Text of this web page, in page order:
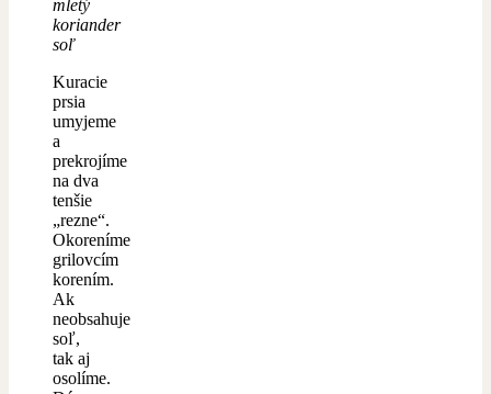
mletý
koriander
soľ
Kuracie
prsia
umyjeme
a
prekrojíme
na dva
tenšie
„rezne“.
Okoreníme
grilovcím
korením.
Ak
neobsahuje
soľ,
tak aj
osolíme.